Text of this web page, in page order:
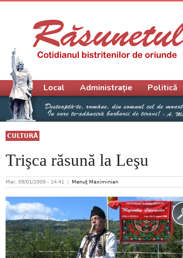
CULTURĂ
Trişca răsună la Leşu
Mar, 09/01/2009 - 14:41 Menuţ Maximinian
Meniu principal
Local Administrație Politică